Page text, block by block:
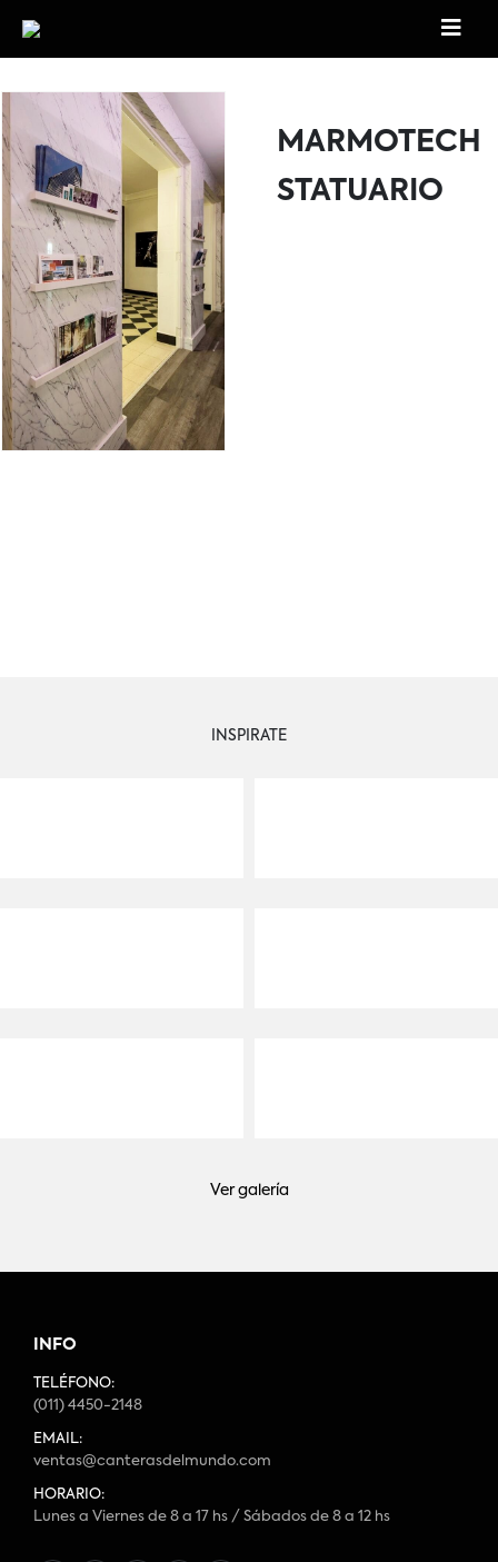
MARMOTECH
STATUARIO
INSPIRATE
Ver galería
INFO
TELÉFONO:
(011) 4450-2148
EMAIL:
ventas@canterasdelmundo.com
HORARIO:
Lunes a Viernes de 8 a 17 hs / Sábados de 8 a 12 hs